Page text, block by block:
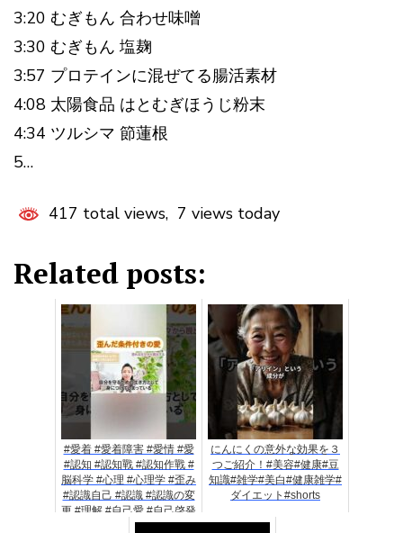
3:20 むぎもん 合わせ味噌
3:30 むぎもん 塩麹
3:57 プロテインに混ぜてる腸活素材
4:08 太陽食品 はとむぎほうじ粉末
4:34 ツルシマ 節蓮根
5…
417 total views, 7 views today
Related posts:
#愛着 #愛着障害 #愛情 #愛
#認知 #認知戰 #認知作戰 #
脳科学 #心理 #心理学 #歪み
#認識自己 #認識 #認識の変
更 #理解 #自己愛 #自己啓発
#自己成長 #自己理解 #悩み
にんにくの意外な効果を３
つご紹介！#美容#健康#豆
知識#雑学#美白#健康雑学#
ダイエット#shorts